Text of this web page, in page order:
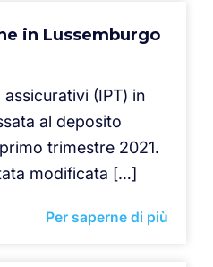
in Lussemburgo
assicurativi (IPT) in
al deposito
trimestre 2021.
modificata […]
Per saperne di più